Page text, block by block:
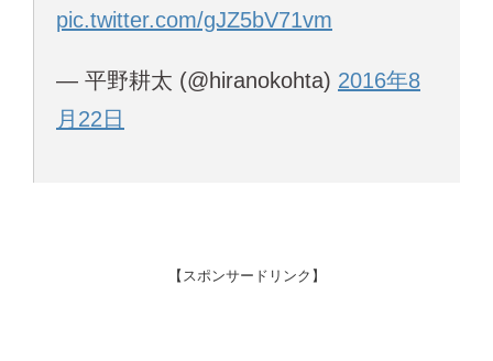
pic.twitter.com/gJZ5bV71vm
— 平野耕太 (@hiranokohta) 2016年8
月22日
【スポンサードリンク】